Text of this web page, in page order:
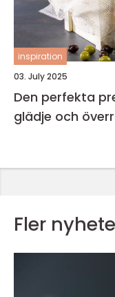
inspiration
03. July 2025
Den perfekta
glädje och
Fler